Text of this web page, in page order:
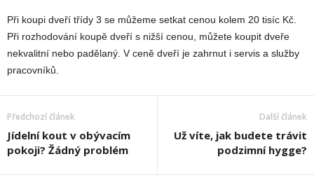
Při koupi dveří třídy 3 se můžeme setkat cenou kolem 20 tisíc Kč.
Při rozhodování koupě dveří s nižší cenou, můžete koupit dveře
nekvalitní nebo padělaný. V ceně dveří je zahrnut i servis a služby
pracovníků.
Předchozí článek
Jídelní kout v obývacím
pokoji? Žádný problém
Další článek
Už víte, jak budete trávit
podzimní hygge?